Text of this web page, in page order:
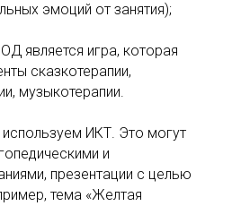
эмоций от занятия);
является игра, которая
сказкотерапии,
музыкотерапии.
ИКТ. Это могут
и
презентации с целью
тема «Желтая